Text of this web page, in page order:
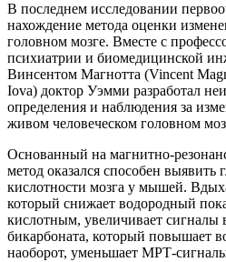
В последнем исследовании
нахождение метода оценки
головном мозге. Вместе с
психиатрии и биомедицинской
Винсентом Магнотта (Vincent
Iova) доктор Уэмми разработал
определения и наблюдения за
живом человеческом головном
Основанный на магнитно-
метод оказался способен выявить
кислотности мозга у мышей.
который снижает водородный
кислотным, увеличивает сигналы
бикарбоната, который повышает
наоборот, уменьшает МРТ-